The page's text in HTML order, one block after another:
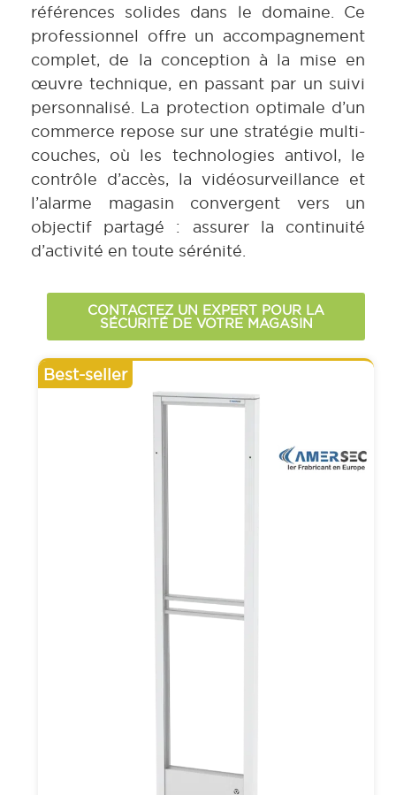
références solides dans le domaine. Ce
professionnel offre un accompagnement
complet, de la conception à la mise en
œuvre technique, en passant par un suivi
personnalisé. La protection optimale d’un
commerce repose sur une stratégie multi-
couches, où les technologies antivol, le
contrôle d’accès, la vidéosurveillance et
l’alarme magasin convergent vers un
objectif partagé : assurer la continuité
d’activité en toute sérénité.
CONTACTEZ UN EXPERT POUR LA
SÉCURITÉ DE VOTRE MAGASIN